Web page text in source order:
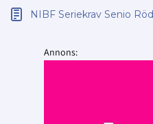
NIBF Seriekrav Senio
Annons: